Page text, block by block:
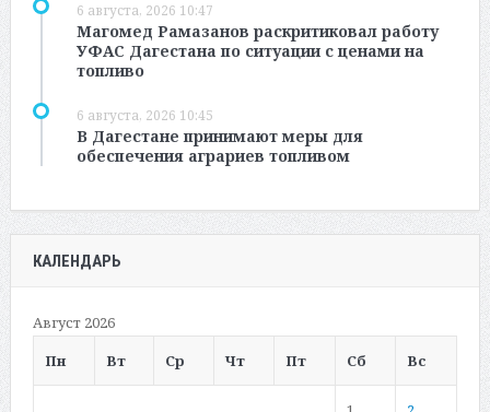
6 августа, 2026 10:47
Магомед Рамазанов раскритиковал работу
УФАС Дагестана по ситуации с ценами на
топливо
6 августа, 2026 10:45
В Дагестане принимают меры для
обеспечения аграриев топливом
КАЛЕНДАРЬ
Август 2026
Пн
Вт Ср Чт Пт Сб Вс